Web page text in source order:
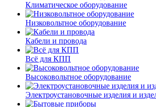
Климатическое оборудование
Низковольтное оборудование
Кабели и провода
Всё для КПП
Высоковольтное оборудование
Электроустановочные изделия и